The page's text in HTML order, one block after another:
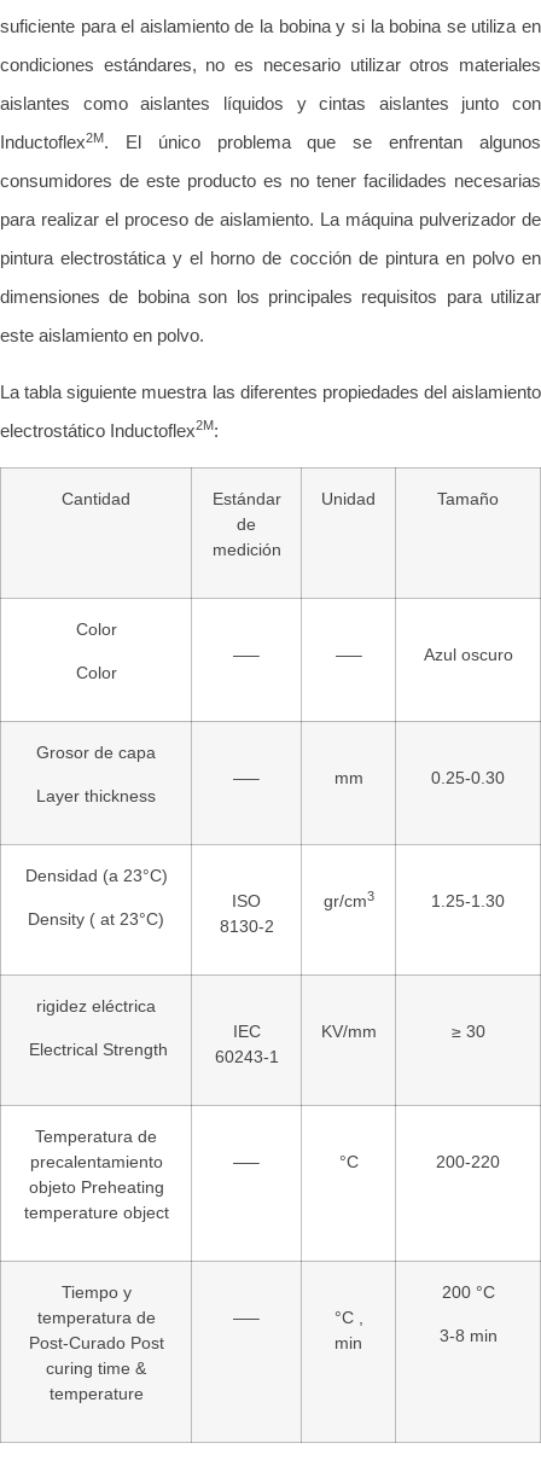
suficiente para el aislamiento de la bobina y si la bobina se utiliza en
condiciones estándares, no es necesario utilizar otros materiales
aislantes como aislantes líquidos y cintas aislantes junto con
Inductoflex2M. El único problema que se enfrentan algunos
consumidores de este producto es no tener facilidades necesarias
para realizar el proceso de aislamiento. La máquina pulverizador de
pintura electrostática y el horno de cocción de pintura en polvo en
dimensiones de bobina son los principales requisitos para utilizar
este aislamiento en polvo.
La tabla siguiente muestra las diferentes propiedades del aislamiento
electrostático Inductoflex2M:
Cantidad
Estándar
de
medición
Unidad Tamaño
Color
Color
—– —– Azul oscuro
Grosor de capa
Layer thickness
—– mm 0.25-0.30
Densidad (a 23°C)
Density ( at 23°C)
ISO
8130-2
gr/cm3 1.25-1.30
rigidez eléctrica
Electrical Strength
IEC
60243-1
KV/mm ≥ 30
Temperatura de
precalentamiento
objeto Preheating
temperature object
—– °C 200-220
Tiempo y
temperatura de
Post-Curado Post
curing time &
temperature
—–
°C ,
min
200 °C
3-8 min